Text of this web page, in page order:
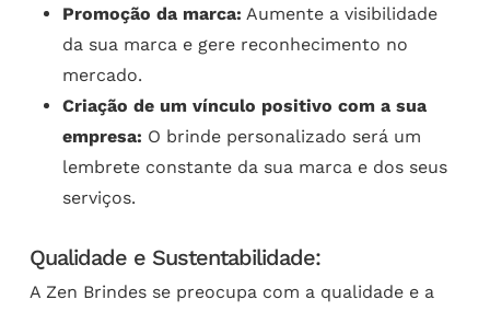
Promoção da marca: Aumente a visibilidade
da sua marca e gere reconhecimento no
mercado.
Criação de um vínculo positivo com a sua
empresa: O brinde personalizado será um
lembrete constante da sua marca e dos seus
serviços.
Qualidade e Sustentabilidade:
A Zen Brindes se preocupa com a qualidade e a